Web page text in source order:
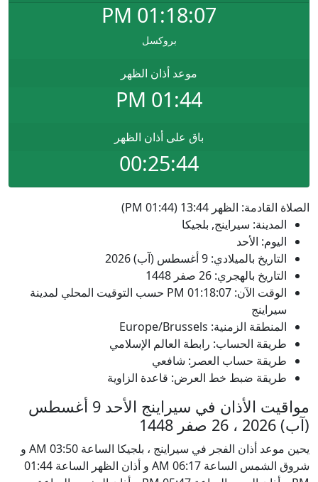
01:18:07
PM
بروكسل
موعد أذان الظهر
01:44 PM
باق على أذان الظهر
00:25:44
الصلاة القادمة: الظهر 13:44 (01:44 PM)
المدينة: سيراينج, بلجيكا
اليوم: الأحد
التاريخ بالميلادي: 9 أغسطس (آب) 2026
التاريخ بالهجري: 26 صفر 1448
الوقت الآن: 01:18:07
PM حسب التوقيت المحلي لمدينة
سيراينج
المنطقة الزمنية: Europe/Brussels
طريقة الحساب: رابطة العالم الإسلامي
طريقة حساب العصر: شافعي
طريقة ضبط خط العرض: قاعدة الزاوية
مواقيت الأذان في سيراينج الأحد 9 أغسطس
(آب) 2026 ، 26 صفر 1448
يحين موعد أذان الفجر في سيراينج ، بلجيكا الساعة 03:50 AM و
شروق الشمس الساعة 06:17 AM و أذان الظهر الساعة 01:44